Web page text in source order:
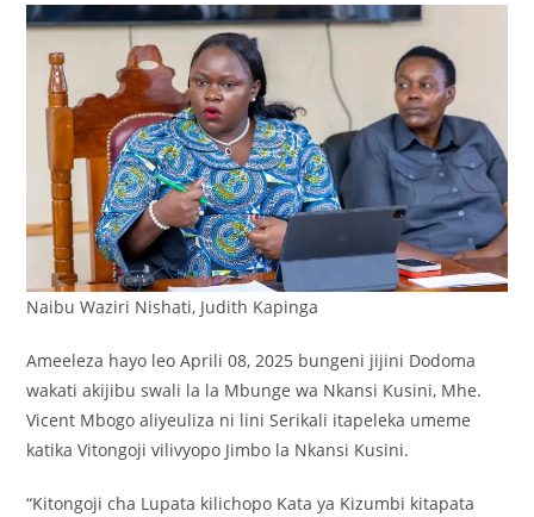
Naibu Waziri Nishati, Judith Kapinga
Ameeleza hayo leo Aprili 08, 2025 bungeni jijini Dodoma
wakati akijibu swali la la Mbunge wa Nkansi Kusini, Mhe.
Vicent Mbogo aliyeuliza ni lini Serikali itapeleka umeme
katika Vitongoji vilivyopo Jimbo la Nkansi Kusini.
“Kitongoji cha Lupata kilichopo Kata ya Kizumbi kitapata